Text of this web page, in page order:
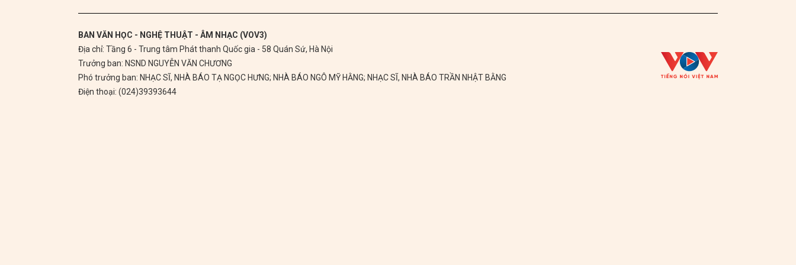
BAN VĂN HỌC - NGHỆ THUẬT - ÂM NHẠC (VOV3)
Địa chỉ: Tầng 6 - Trung tâm Phát thanh Quốc gia - 58 Quán Sứ, Hà Nội
Trưởng ban: NSND NGUYỄN VĂN CHƯƠNG
Phó trưởng ban: NHẠC SĨ, NHÀ BÁO TẠ NGỌC HƯNG; NHÀ BÁO NGÔ MỸ HẰNG; NHẠC SĨ, NHÀ BÁO TRẦN NHẬT BẰNG
Điện thoại: (024)39393644